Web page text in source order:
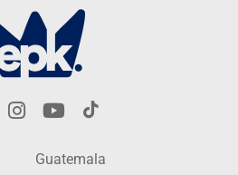
Guatemala